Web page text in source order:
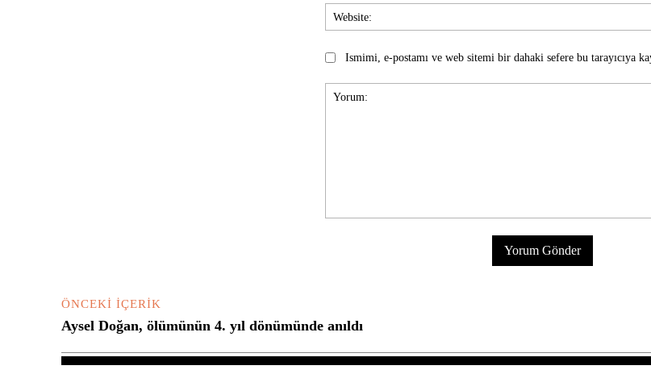
Ismimi, e-postamı ve web sitemi bir dahaki sefere bu tarayıcıya
ÖNCEKI İÇERIK
Aysel Doğan, ölümünün 4. yıl dönümünde anıldı